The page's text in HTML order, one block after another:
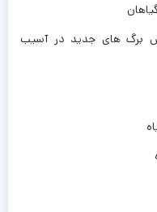
برگ های جدید در آسیب